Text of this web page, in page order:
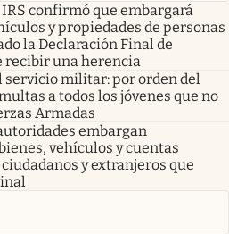
confirmó que embargará
y propiedades de personas
la Declaración Final de
recibir una herencia
servicio militar: por orden del
a todos los jóvenes que no
Armadas
embargan
vehículos y cuentas
y extranjeros que